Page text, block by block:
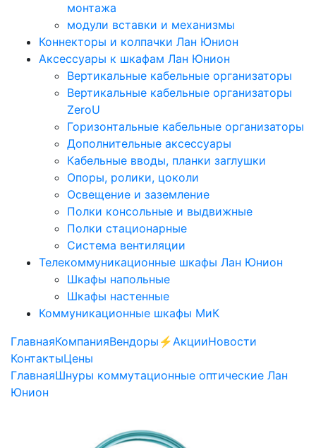
монтажа
модули вставки и механизмы
Коннекторы и колпачки Лан Юнион
Аксессуары к шкафам Лан Юнион
Вертикальные кабельные организаторы
Вертикальные кабельные организаторы
ZeroU
Горизонтальные кабельные организаторы
Дополнительные аксессуары
Кабельные вводы, планки заглушки
Опоры, ролики, цоколи
Освещение и заземление
Полки консольные и выдвижные
Полки стационарные
Система вентиляции
Телекоммуникационные шкафы Лан Юнион
Шкафы напольные
Шкафы настенные
Коммуникационные шкафы МиК
ГлавнаяКомпанияВендоры ⚡️АкцииНовости
КонтактыЦены
ГлавнаяШнуры коммутационные оптические Лан
Юнион